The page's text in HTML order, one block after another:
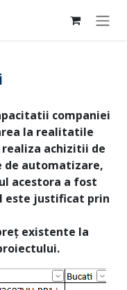
companiei
la realitatile
realiza achizitii de
de automatizare,
acestora a fost
este justificat prin
existente la